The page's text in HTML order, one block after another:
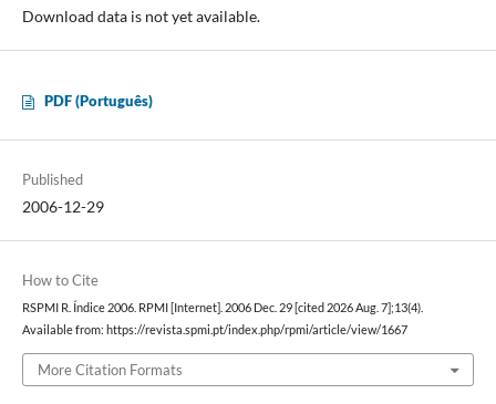
Download data is not yet available.
PDF (Português)
Published
2006-12-29
How to Cite
RSPMI R. Índice 2006. RPMI [Internet]. 2006 Dec. 29 [cited 2026 Aug. 7];13(4).
Available from: https://revista.spmi.pt/index.php/rpmi/article/view/1667
More Citation Formats